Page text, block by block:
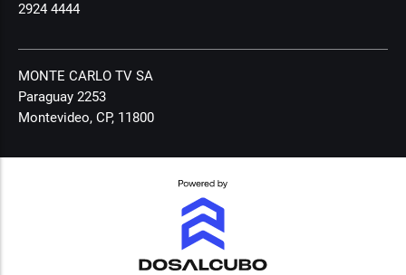
2924 4444
MONTE CARLO TV SA
Paraguay 2253
Montevideo, CP, 11800